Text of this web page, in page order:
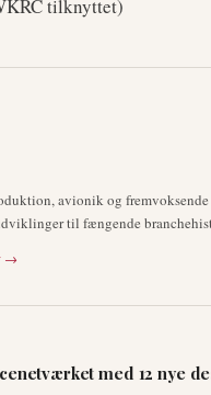
tilknyttet)
avionik og
til fængende
→
med 12 nye